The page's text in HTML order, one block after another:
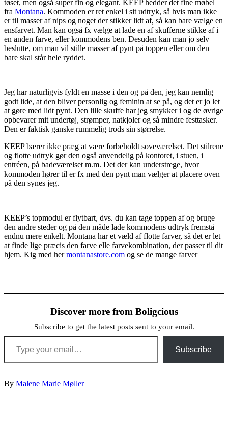
tøset, men også super fin og elegant. KEEP hedder det fine møbel
fra Montana. Kommoden er ret enkel i sit udtryk, så hvis man ikke
er til masser af nips og noget der stikker lidt af, så kan bare vælge en
ensfarvet. Man kan også fx vælge at lade en af skufferne stikke af i
en anden farve, eller kommodens ben. Desuden kan man jo selv
beslutte, om man vil stille masser af pynt på toppen eller om den
bare skal står hele ryddet.
Jeg har naturligvis fyldt en masse i den og på den, jeg kan nemlig
godt lide, at den bliver personlig og feminin at se på, og det er jo let
at gøre med lidt pynt. Den lille skuffe har jeg smykker i og de øvrige
opbevarer mit undertøj, strømper, natkjoler og så mindre festtasker.
Den er faktisk ganske rummelig trods sin størrelse.
KEEP bærer ikke præg at være forbeholdt soveværelset. Det stilrene
og flotte udtryk gør den også anvendelig på kontoret, i stuen, i
entréen, på badeværelset m.m. Det der kan understrege, hvor
kommoden hører til er fx med den pynt man vælger at placere oven
på den synes jeg.
KEEP’s topmodul er flytbart, dvs. du kan tage toppen af og bruge
den andre steder og på den måde lade kommodens udtryk fremstå
endnu mere enkelt. Montana har et væld af flotte farver, så det er let
at finde lige præcis den farve elle farvekombination, der passer til dit
hjem. Kig med hermontanastore.com og se de mange farver
Discover more from Boligcious
Subscribe to get the latest posts sent to your email.
Type your email…
Subscribe
By Malene Marie Møller